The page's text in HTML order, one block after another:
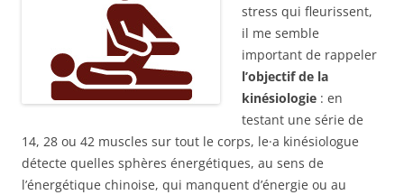
stress qui fleurissent,
il me semble
important de rappeler
l’objectif de la
kinésiologie : en
testant une série de
14, 28 ou 42 muscles sur tout le corps, le·a kinésiologue
détecte quelles sphères énergétiques, au sens de
l’énergétique chinoise, qui manquent d’énergie ou au